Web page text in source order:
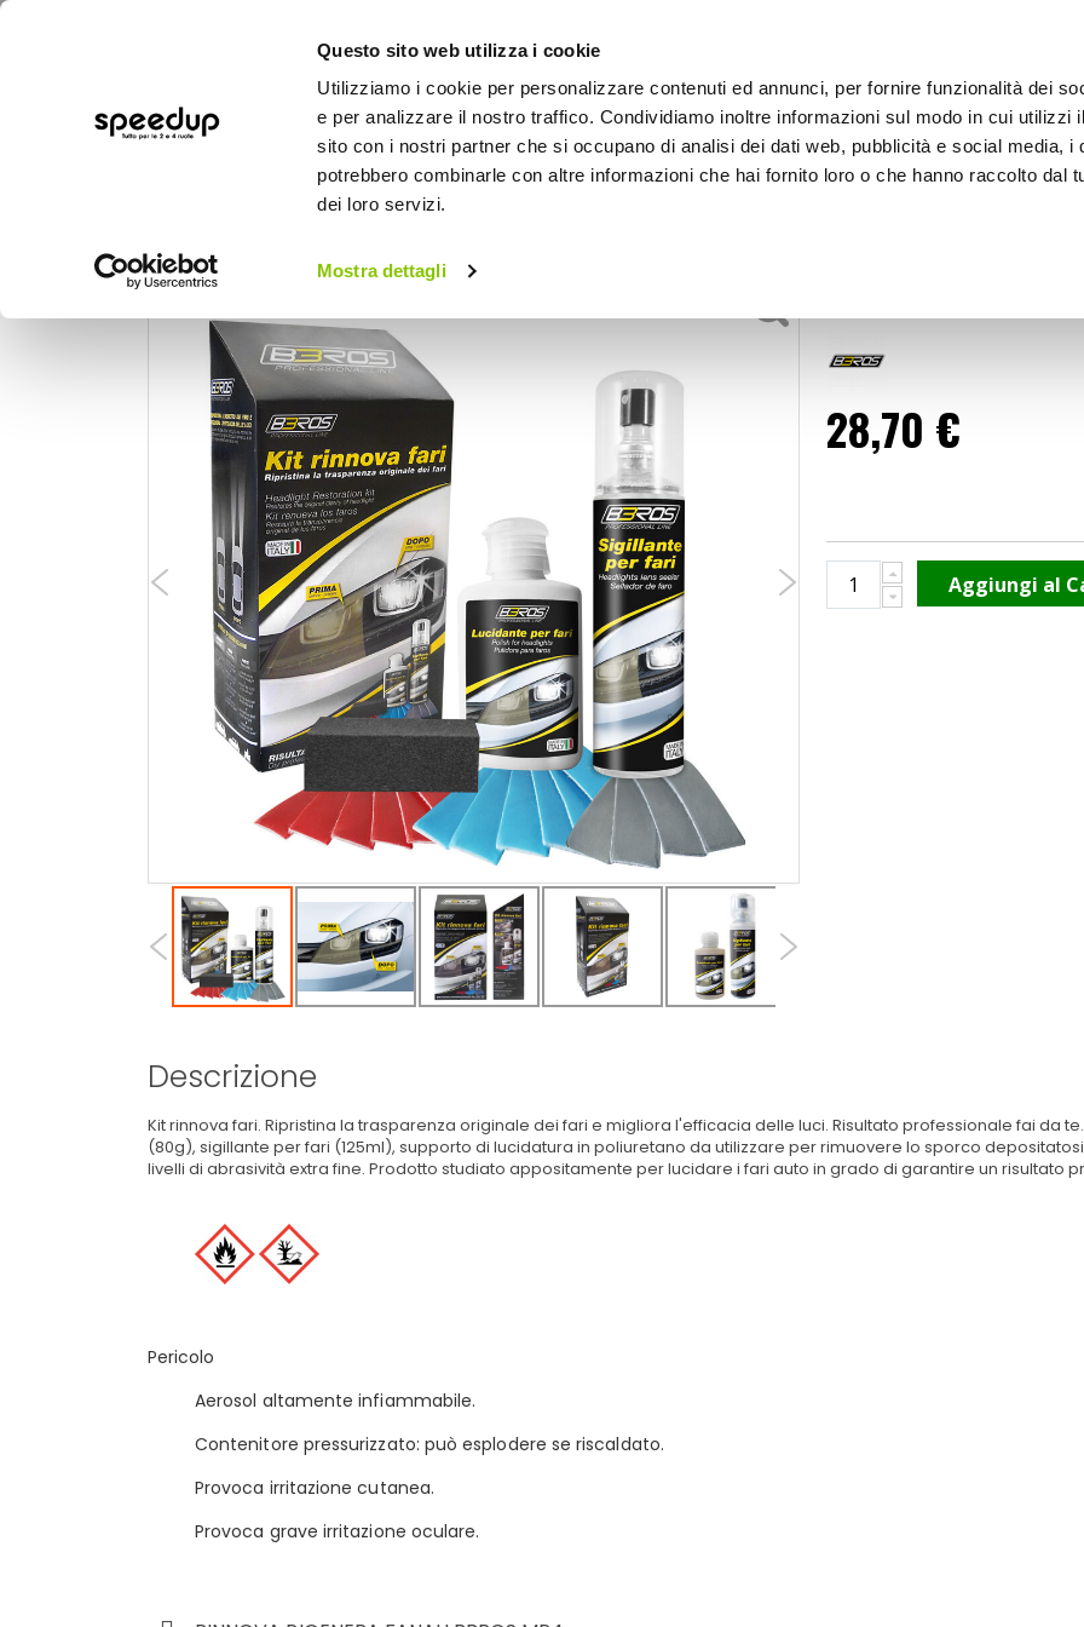
Questo sito web utilizza i cookie
Utilizziamo i cookie per personalizzare contenuti ed annunci, per fornire funzionalità dei
e per analizzare il nostro traffico. Condividiamo inoltre informazioni sul modo in cui utilizzi
sito con i nostri partner che si occupano di analisi dei dati web, pubblicità e social media, i
potrebbero combinarle con altre informazioni che hai fornito loro o che hanno raccolto dal
dei loro servizi.
Mostra dettagli
BICI OUTDOOR
Home
28,70 €
Aggiungi al
Descrizione
Kit rinnova fari. Ripristina la trasparenza originale dei fari e migliora l'efficacia delle luci. Risultato professionale fai da
(80g), sigillante per fari (125ml), supporto di lucidatura in poliuretano da utilizzare per rimuovere lo sporco
livelli di abrasività extra fine. Prodotto studiato appositamente per lucidare i fari auto in grado di garantire un risultato
Pericolo
Aerosol altamente infiammabile.
Contenitore pressurizzato: può esplodere se riscaldato.
Provoca irritazione cutanea.
Provoca grave irritazione oculare.